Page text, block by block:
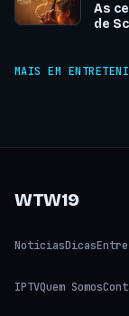
As
de
MAIS EM
WTW19
NotíciasDicas
IPTVQuem Somos